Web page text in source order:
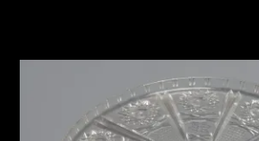
M+藏